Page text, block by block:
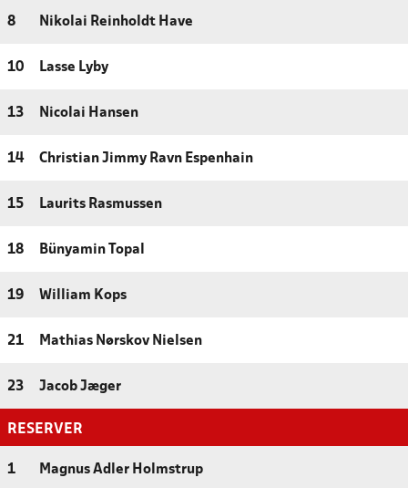
8 Nikolai Reinholdt Have
10 Lasse Lyby
13 Nicolai Hansen
14 Christian Jimmy Ravn Espenhain
15 Laurits Rasmussen
18 Bünyamin Topal
19 William Kops
21 Mathias Nørskov Nielsen
23 Jacob Jæger
RESERVER
1 Magnus Adler Holmstrup